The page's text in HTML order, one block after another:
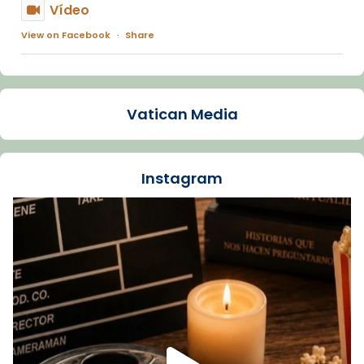
Vídeo
View on Facebook · Share
Arquebisbat de Barcelona
La Carmina va patir depressió. Fa gairebé
dos mesos, a l'Estadi Lluís Companys, la
Recupera l'entrevista comp
Vatican
tican News 👇
www.vaticannews.va/es/iglesia/news/2026-
07/carmina-historia-depresion-papa-viaje-
espana-testimoni...
Foto
View on Facebook · Share
Vatican Media
Instagram